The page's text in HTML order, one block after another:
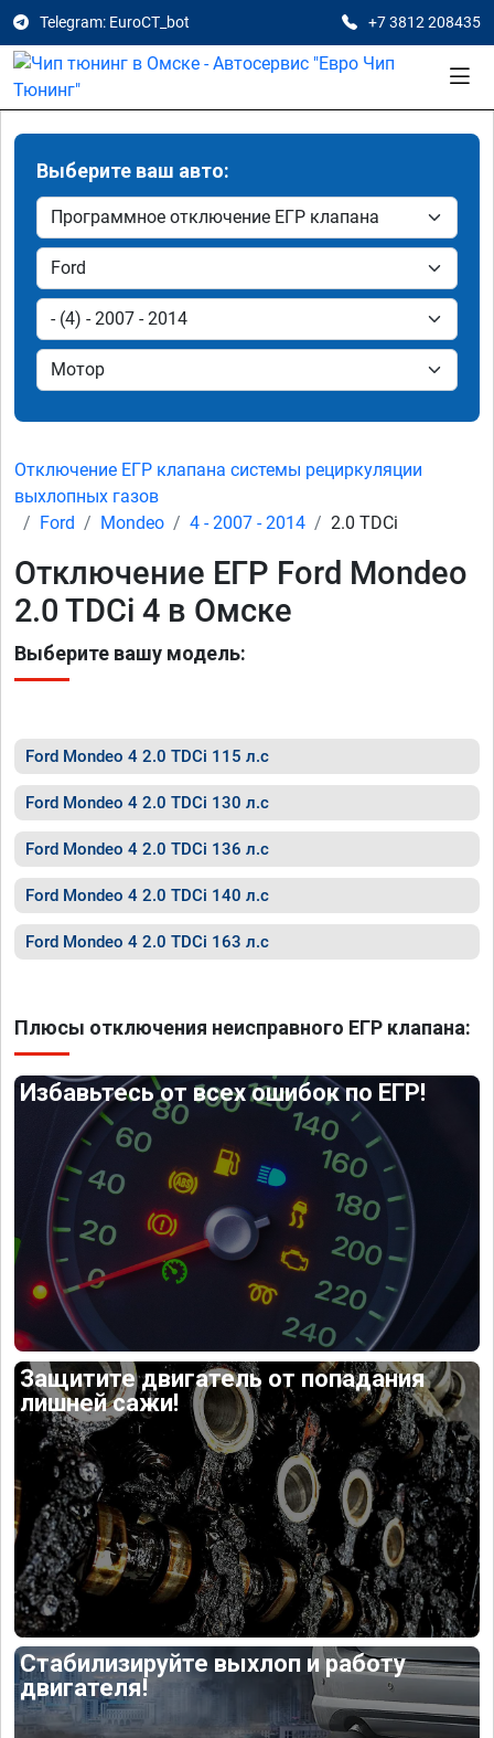
Telegram: EuroCT_bot +7 3812 208435
Выберите ваш авто:
Отключение ЕГР клапана системы рециркуляции
выхлопных газов
Ford
Mondeo 4 - 2007 - 2014 2.0 TDCi
Отключение ЕГР Ford Mondeo
2.0 TDCi 4 в Омске
Выберите вашу модель:
Ford Mondeo 4 2.0 TDCi 115 л.с
Ford Mondeo 4 2.0 TDCi 130 л.с
Ford Mondeo 4 2.0 TDCi 136 л.с
Ford Mondeo 4 2.0 TDCi 140 л.с
Ford Mondeo 4 2.0 TDCi 163 л.с
Плюсы отключения неисправного ЕГР клапана:
Избавьтесь от всех ошибок по ЕГР!
Защитите двигатель от попадания
лишней сажи!
Стабилизируйте выхлоп и работу
двигателя!